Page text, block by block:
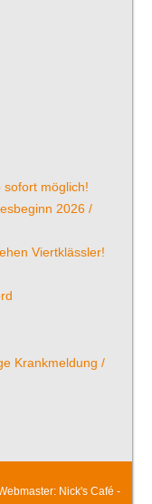
möglich!
2026 /
Viertklässler!
Krankmeldung /
Nick's Café -